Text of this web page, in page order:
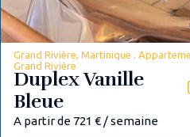
Grand Rivière, Martinique .
Grand Rivière
Duplex Vanille
Bleue
A partir de 721 € / semaine